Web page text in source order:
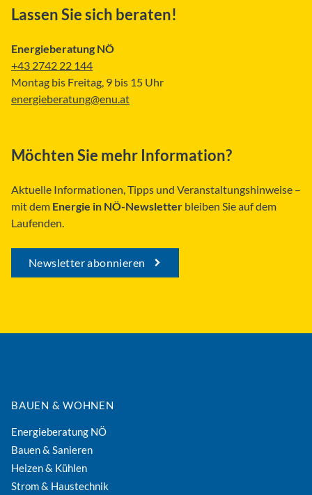
Lassen Sie sich beraten!
Energieberatung NÖ
+43 2742 22 144
Montag bis Freitag, 9 bis 15 Uhr
energieberatung@enu.at
Möchten Sie mehr Information?
Aktuelle Informationen, Tipps und Veranstaltungshinweise –
mit dem Energie in NÖ-Newsletter bleiben Sie auf dem
Laufenden.
Newsletter abonnieren
BAUEN & WOHNEN
Energieberatung NÖ
Bauen & Sanieren
Heizen & Kühlen
Strom & Haustechnik